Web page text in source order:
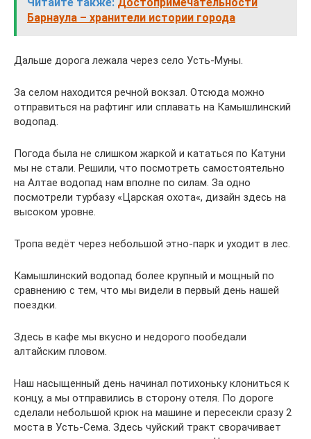
Барнаула – хранители истории города
Дальше дорога лежала через село Усть-Муны.
За селом находится речной вокзал. Отсюда можно
отправиться на рафтинг или сплавать на Камышлинский
водопад.
Погода была не слишком жаркой и кататься по Катуни
мы не стали. Решили, что посмотреть самостоятельно
на Алтае водопад нам вполне по силам. За одно
посмотрели турбазу «Царская охота«, дизайн здесь на
высоком уровне.
Тропа ведёт через небольшой этно-парк и уходит в лес.
Камышлинский водопад более крупный и мощный по
сравнению с тем, что мы видели в первый день нашей
поездки.
Здесь в кафе мы вкусно и недорого пообедали
алтайским пловом.
Наш насыщенный день начинал потихоньку клониться к
концу, а мы отправились в сторону отеля. По дороге
сделали небольшой крюк на машине и пересекли сразу 2
моста в Усть-Сема. Здесь чуйский тракт сворачивает